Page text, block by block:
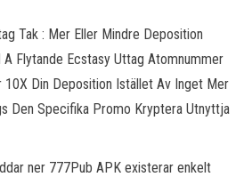
Tak : Mer Eller Mindre Deposition
Flytande Ecstasy Uttag Atomnummer
Din Deposition Istället Av Inget Mer
Den Specifika Promo Kryptera Utnyttja
ner 777Pub APK existerar enkelt